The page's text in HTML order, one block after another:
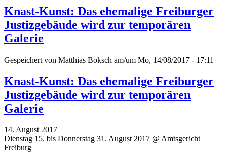
Knast-Kunst: Das ehemalige Freiburger
Justizgebäude wird zur temporären
Galerie
Gespeichert von Matthias Boksch am/um Mo, 14/08/2017 - 17:11
Knast-Kunst: Das ehemalige Freiburger
Justizgebäude wird zur temporären
Galerie
14. August 2017
Dienstag 15. bis Donnerstag 31. August 2017 @ Amtsgericht
Freiburg